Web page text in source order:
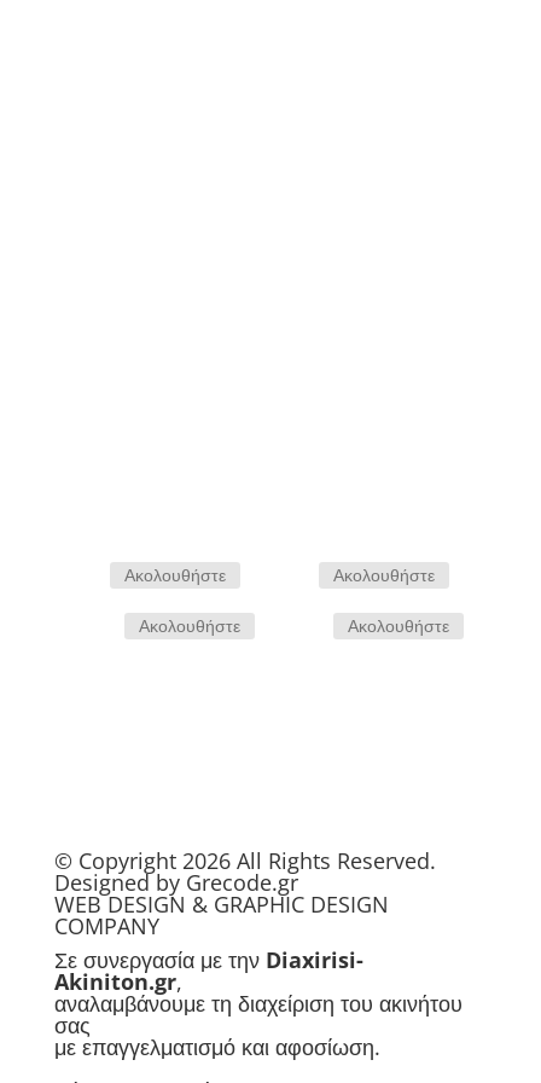
Ακολουθήστε Ακολουθήστε
Ακολουθήστε Ακολουθήστε
© Copyright 2026 All Rights Reserved.
Designed by Grecode.gr
WEB DESIGN & GRAPHIC DESIGN
COMPANY
Σε συνεργασία με την Diaxirisi-
Akiniton.gr,
αναλαμβάνουμε τη διαχείριση του ακινήτου
σας
με επαγγελματισμό και αφοσίωση.